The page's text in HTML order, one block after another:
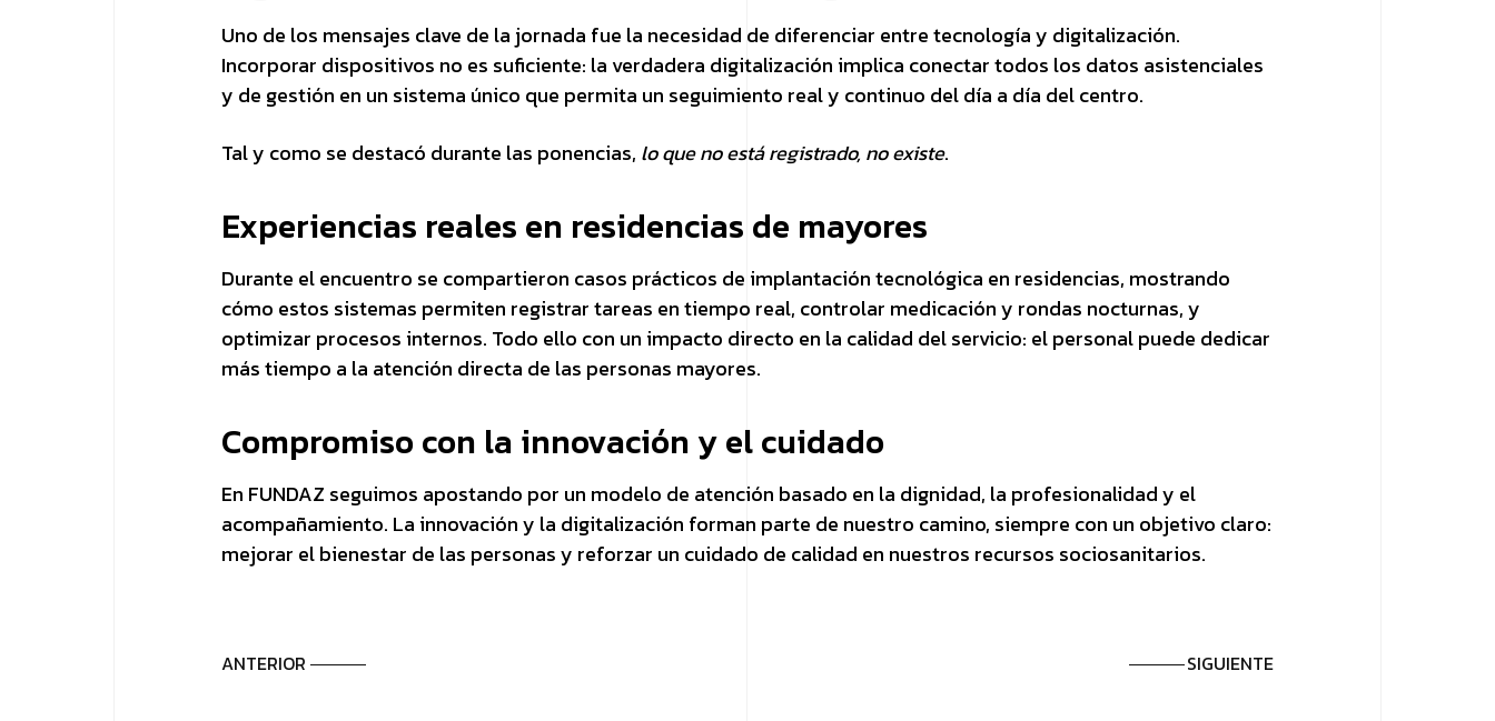
Uno de los mensajes clave de la jornada fue la necesidad de diferenciar entre tecnología y digitalización.
Incorporar dispositivos no es suficiente: la verdadera digitalización implica conectar todos los datos asistenciales
y de gestión en un sistema único que permita un seguimiento real y continuo del día a día del centro.
Tal y como se destacó durante las ponencias, lo que no está registrado, no existe.
Experiencias reales en residencias de mayores
Durante el encuentro se compartieron casos prácticos de implantación tecnológica en residencias, mostrando
cómo estos sistemas permiten registrar tareas en tiempo real, controlar medicación y rondas nocturnas, y
optimizar procesos internos. Todo ello con un impacto directo en la calidad del servicio: el personal puede dedicar
más tiempo a la atención directa de las personas mayores.
Compromiso con la innovación y el cuidado
En FUNDAZ seguimos apostando por un modelo de atención basado en la dignidad, la profesionalidad y el
acompañamiento. La innovación y la digitalización forman parte de nuestro camino, siempre con un objetivo claro:
mejorar el bienestar de las personas y reforzar un cuidado de calidad en nuestros recursos sociosanitarios.
ANTERIOR SIGUIENTE